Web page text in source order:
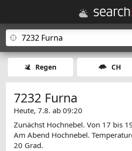
Regen CH
7232 Furna
Heute, 7.8. ab 09:20
Zunächst Hochnebel. Von 17 bis
Am Abend Hochnebel.
20 Grad.